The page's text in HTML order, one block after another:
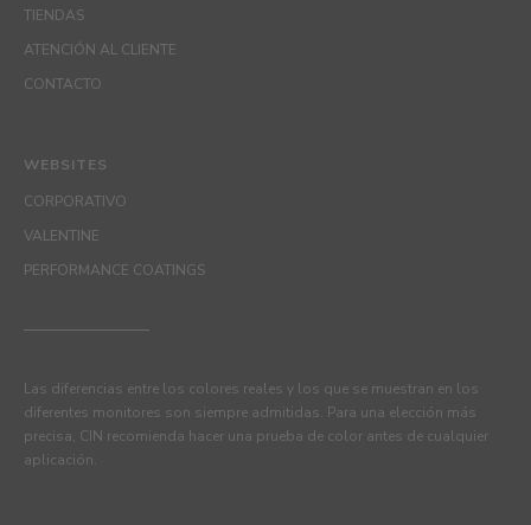
TIENDAS
ATENCIÓN AL CLIENTE
CONTACTO
WEBSITES
CORPORATIVO
VALENTINE
PERFORMANCE COATINGS
Las diferencias entre los colores reales y los que se muestran en los
diferentes monitores son siempre admitidas. Para una elección más
precisa, CIN recomienda hacer una prueba de color antes de cualquier
aplicación.